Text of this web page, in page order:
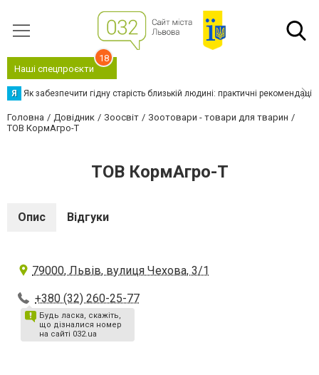
Наші спецпроєкти
18
Я Як забезпечити гідну старість близькій людині: практичні рекомендації
Головна Довідник Зоосвіт
Зоотовари - товари для тварин
ТОВ КормАгро-Т
ТОВ КормАгро-Т
Опис Відгуки
79000, Львів, вулиця Чехова, 3/1
+380 (32) 260-25-77
Будь ласка, скажіть,
що дізналися номер
на сайті 032.ua